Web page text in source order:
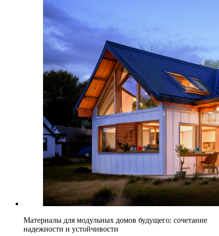
Материалы для модульных домов будущего: сочетание
надежности и устойчивости